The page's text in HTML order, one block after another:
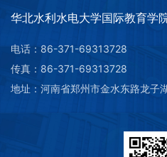
华北水利水电大学国际教育学
电话：86-371-69313728
传真：86-371-69313728
地址：河南省郑州市金水东路龙子